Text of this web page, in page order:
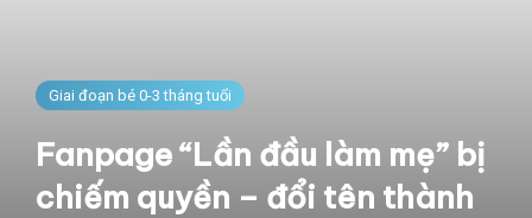
Giai đoạn bé 0-3 tháng tuổi
Fanpage “Lần đầu làm mẹ” bị
chiếm quyền – đổi tên thành